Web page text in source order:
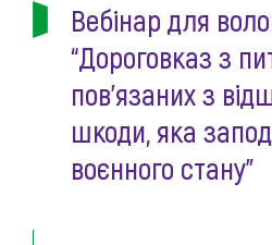
Вебінар для
“Дороговказ з
пов’язаних з
шкоди, яка
воєнного стану”